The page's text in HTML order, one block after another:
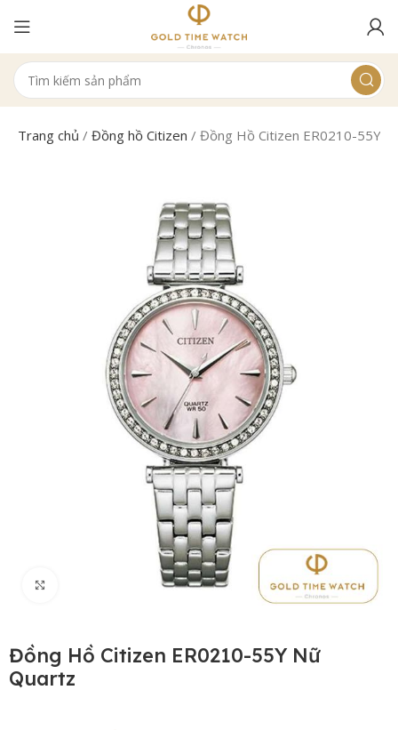
Trang chủ /Đồng hồ Citizen /Đồng Hồ Citizen ER0210-55Y
Đồng Hồ Citizen ER0210-55Y Nữ
Quartz